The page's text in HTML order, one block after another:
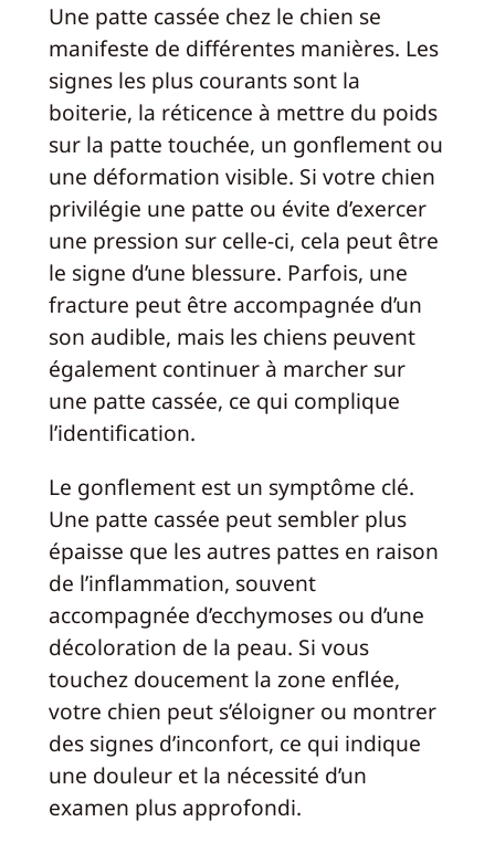
Une patte cassée chez le chien se
manifeste de différentes manières. Les
signes les plus courants sont la
boiterie, la réticence à mettre du poids
sur la patte touchée, un gonflement ou
une déformation visible. Si votre chien
privilégie une patte ou évite d’exercer
une pression sur celle-ci, cela peut être
le signe d’une blessure. Parfois, une
fracture peut être accompagnée d’un
son audible, mais les chiens peuvent
également continuer à marcher sur
une patte cassée, ce qui complique
l’identification.
Le gonflement est un symptôme clé.
Une patte cassée peut sembler plus
épaisse que les autres pattes en raison
de l’inflammation, souvent
accompagnée d’ecchymoses ou d’une
décoloration de la peau. Si vous
touchez doucement la zone enflée,
votre chien peut s’éloigner ou montrer
des signes d’inconfort, ce qui indique
une douleur et la nécessité d’un
examen plus approfondi.